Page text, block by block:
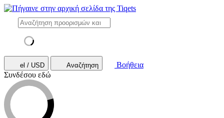
el / USD Αναζήτηση
Βοήθεια
Συνδέσου εδώ